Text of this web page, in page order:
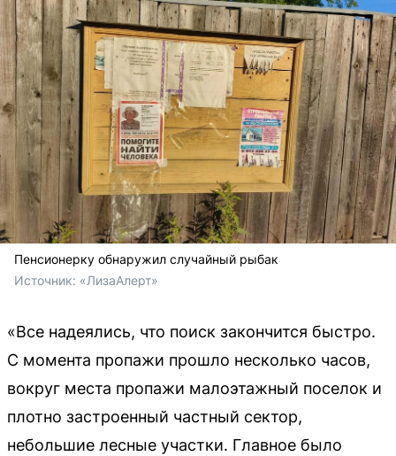
Пенсионерку обнаружил случайный рыбак
Источник: «ЛизаАлерт»
«Все надеялись, что поиск закончится быстро.
С момента пропажи прошло несколько часов,
вокруг места пропажи малоэтажный поселок и
плотно застроенный частный сектор,
небольшие лесные участки. Главное было